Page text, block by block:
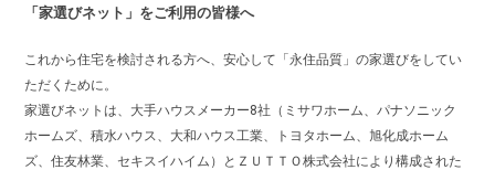
「家選びネット」をご利用の皆様へ
これから住宅を検討される方へ、安心して「永住品質」の家選びをしてい
ただくために。
家選びネットは、大手ハウスメーカー8社（ミサワホーム、パナソニック
ホームズ、積水ハウス、大和ハウス工業、トヨタホーム、旭化成ホーム
ズ、住友林業、セキスイハイム）とＺＵＴＴＯ株式会社により構成された